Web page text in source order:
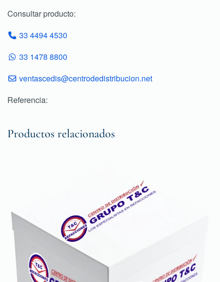
Consultar producto:
33 4494 4530
33 1478 8800
ventascedis@centrodedistribucion.net
Referencia:
Productos relacionados